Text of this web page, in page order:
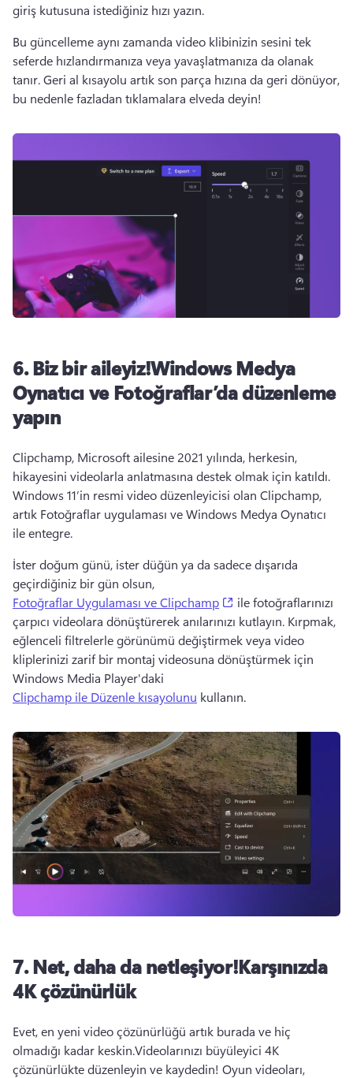
giriş kutusuna istediğiniz hızı yazın.
Bu güncelleme aynı zamanda video klibinizin sesini tek
seferde hızlandırmanıza veya yavaşlatmanıza da olanak
tanır. Geri al kısayolu artık son parça hızına da geri dönüyor,
bu nedenle fazladan tıklamalara elveda deyin!
6. Biz bir aileyiz!Windows Medya
Oynatıcı ve Fotoğraflar’da düzenleme
yapın
Clipchamp, Microsoft ailesine 2021 yılında, herkesin,
hikayesini videolarla anlatmasına destek olmak için katıldı.
Windows 11’in resmi video düzenleyicisi olan Clipchamp,
artık Fotoğraflar uygulaması ve Windows Medya Oynatıcı
ile entegre.
İster doğum günü, ister düğün ya da sadece dışarıda
geçirdiğiniz bir gün olsun,
Fotoğraflar Uygulaması ve Clipchamp
(opens in a new tab)
ile fotoğraflarınızı
çarpıcı videolara dönüştürerek anılarınızı kutlayın. Kırpmak,
eğlenceli filtrelerle görünümü değiştirmek veya video
kliplerinizi zarif bir montaj videosuna dönüştürmek için
Windows Media Player'daki
Clipchamp ile Düzenle kısayolunu kullanın.
7. Net, daha da netleşiyor!Karşınızda
4K çözünürlük
Evet, en yeni video çözünürlüğü artık burada ve hiç
olmadığı kadar keskin.Videolarınızı büyüleyici 4K
çözünürlükte düzenleyin ve kaydedin! Oyun videoları,